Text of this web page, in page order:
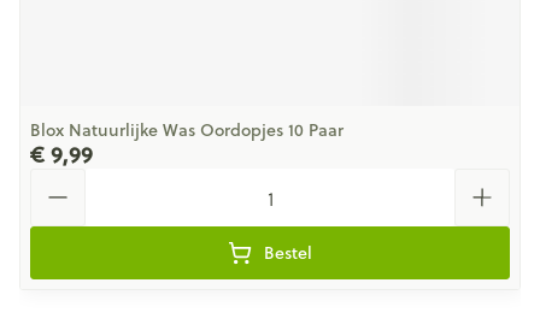
Blox Natuurlijke Was Oordopjes 10 Paar
€ 9,99
Bestel